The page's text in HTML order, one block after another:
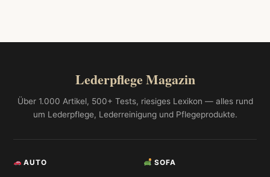
Lederpflege Magazin
Über 1.000 Artikel, 500+ Tests, riesiges Lexikon — alles rund
um Lederpflege, Lederreinigung und Pflegeprodukte.
AUTO SOFA